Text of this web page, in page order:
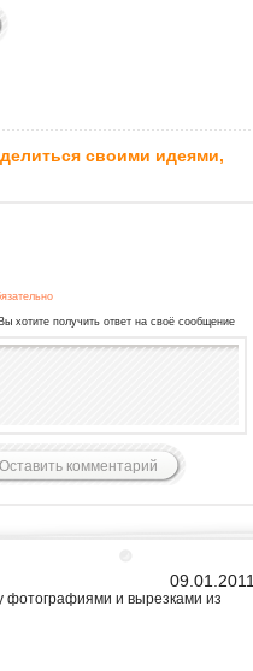
своими идеями,
хотите получить ответ на своё сообщение
09.01.2011
фотографиями и вырезками из